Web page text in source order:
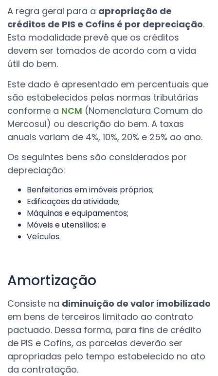
A regra geral para a apropriação de
créditos de PIS e Cofins é por depreciação.
Esta modalidade prevê que os créditos
devem ser tomados de acordo com a vida
útil do bem.
Este dado é apresentado em percentuais que
são estabelecidos pelas normas tributárias
conforme a NCM (Nomenclatura Comum do
Mercosul) ou descrição do bem. A taxas
anuais variam de 4%, 10%, 20% e 25% ao ano.
Os seguintes bens são considerados por
depreciação:
Benfeitorias em imóveis próprios;
Edificações da atividade;
Máquinas e equipamentos;
Móveis e utensílios; e
Veículos.
Amortização
Consiste na diminuição de valor imobilizado
em bens de terceiros limitado ao contrato
pactuado. Dessa forma, para fins de crédito
de PIS e Cofins, as parcelas deverão ser
apropriadas pelo tempo estabelecido no ato
da contratação.